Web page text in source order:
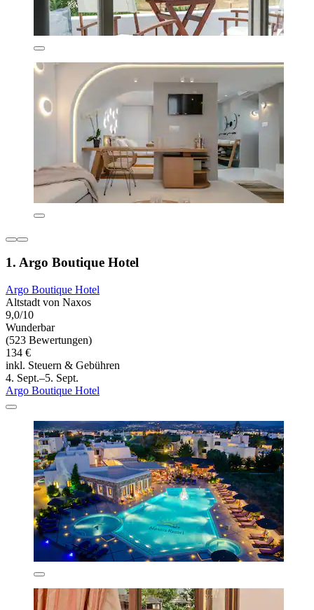
1. Argo Boutique Hotel
Argo Boutique Hotel
Altstadt von Naxos
9,0/10
Wunderbar
(523 Bewertungen)
134 €
inkl. Steuern & Gebühren
4. Sept.–5. Sept.
Argo Boutique Hotel